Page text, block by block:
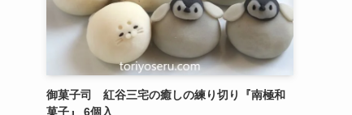
御菓子司 紅谷三宅の癒しの練り切り『南極和
菓子』 6個入